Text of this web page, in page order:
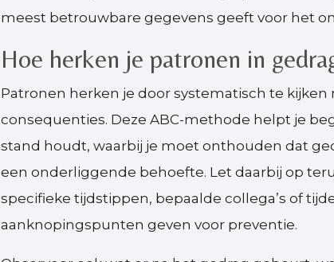
meest betrouwbare gegevens geeft voor het
Hoe herken je patronen in
Patronen herken je door systematisch te
consequenties. Deze ABC-methode helpt je
stand houdt, waarbij je moet onthouden dat
een onderliggende behoefte. Let daarbij op
specifieke tijdstippen, bepaalde collega’s of
aanknopingspunten geven voor preventie.